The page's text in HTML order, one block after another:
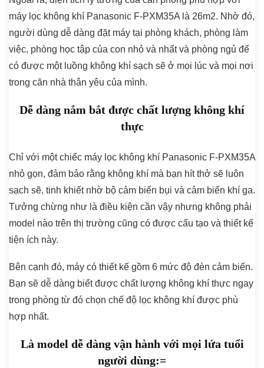
máy lọc không khí Panasonic F-PXM35A là 26m2. Nhờ đó,
người dùng dễ dàng đặt máy tại phòng khách, phòng làm
việc, phòng học tập của con nhỏ và nhất và phòng ngủ để
có được một luồng không khí sạch sẽ ở mọi lúc và mọi nơi
trong căn nhà thân yêu của mình.
Dễ dàng nắm bắt được chất lượng không khí
thực
Chỉ với một chiếc máy lọc không khí Panasonic F-PXM35A
nhỏ gọn, đảm bảo rằng không khí mà bạn hít thở sẽ luôn
sạch sẽ, tinh khiết nhờ bộ cảm biến bụi và cảm biến khí ga.
Tưởng chừng như là điều kiện cần vậy nhưng không phải
model nào trên thị trường cũng có được cấu tạo và thiết kế
tiện ích này.
Bên cạnh đó, máy có thiết kế gồm 6 mức độ đèn cảm biến.
Bạn sẽ dễ dàng biết được chất lượng không khí thực ngay
trong phòng từ đó chọn chế độ lọc không khí được phù
hợp nhất.
Là model dễ dàng vận hành với mọi lứa tuổi
người dùng:=